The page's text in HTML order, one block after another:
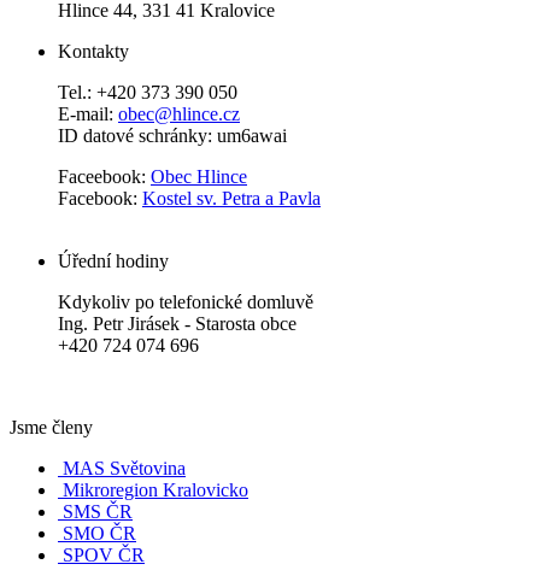
Hlince 44, 331 41 Kralovice
Kontakty
Tel.: +420 373 390 050
E-mail: obec@hlince.cz
ID datové schránky: um6awai
Faceebook: Obec Hlince
Facebook: Kostel sv. Petra a Pavla
Úřední hodiny
Kdykoliv po telefonické domluvě
Ing. Petr Jirásek - Starosta obce
+420 724 074 696
Jsme členy
MAS Světovina
Mikroregion Kralovicko
SMS ČR
SMO ČR
SPOV ČR